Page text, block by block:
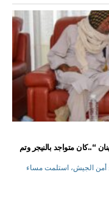
“..كان متواجد بالنيجر وتم
أمن الجيش، استلمت مساء